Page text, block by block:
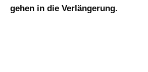
gehen in die Verlängerung.